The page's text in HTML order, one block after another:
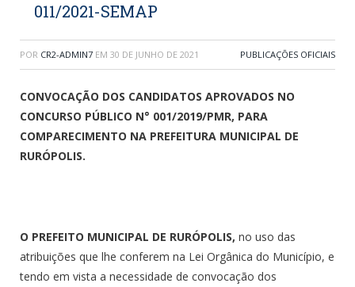
011/2021-SEMAP
POR CR2-ADMIN7 EM 30 DE JUNHO DE 2021 PUBLICAÇÕES OFICIAIS
CONVOCAÇÃO DOS CANDIDATOS APROVADOS NO
CONCURSO PÚBLICO N° 001/2019/PMR, PARA
COMPARECIMENTO NA PREFEITURA MUNICIPAL DE
RURÓPOLIS.
O PREFEITO MUNICIPAL DE RURÓPOLIS, no uso das
atribuições que lhe conferem na Lei Orgânica do Município, e
tendo em vista a necessidade de convocação dos